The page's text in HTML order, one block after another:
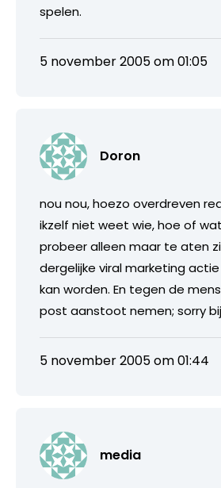
spelen.
5 november 2005 om 01:05
Doron
nou nou, hoezo overdreven
ikzelf niet weet wie, hoe of wat
probeer alleen maar te aten
dergelijke viral marketing
kan worden. En tegen de
post aanstoot nemen; sorry
5 november 2005 om 01:44
media